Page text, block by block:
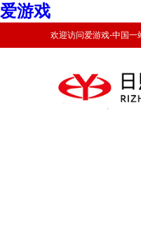
爱游戏
欢迎访问爱游戏-中国一